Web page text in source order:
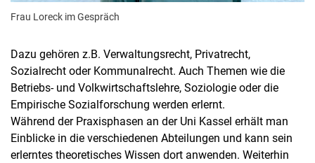
Frau Loreck im Gespräch
Dazu gehören z.B. Verwaltungsrecht, Privatrecht,
Sozialrecht oder Kommunalrecht. Auch Themen wie die
Betriebs- und Volkwirtschaftslehre, Soziologie oder die
Empirische Sozialforschung werden erlernt.
Während der Praxisphasen an der Uni Kassel erhält man
Einblicke in die verschiedenen Abteilungen und kann sein
erlerntes theoretisches Wissen dort anwenden. Weiterhin